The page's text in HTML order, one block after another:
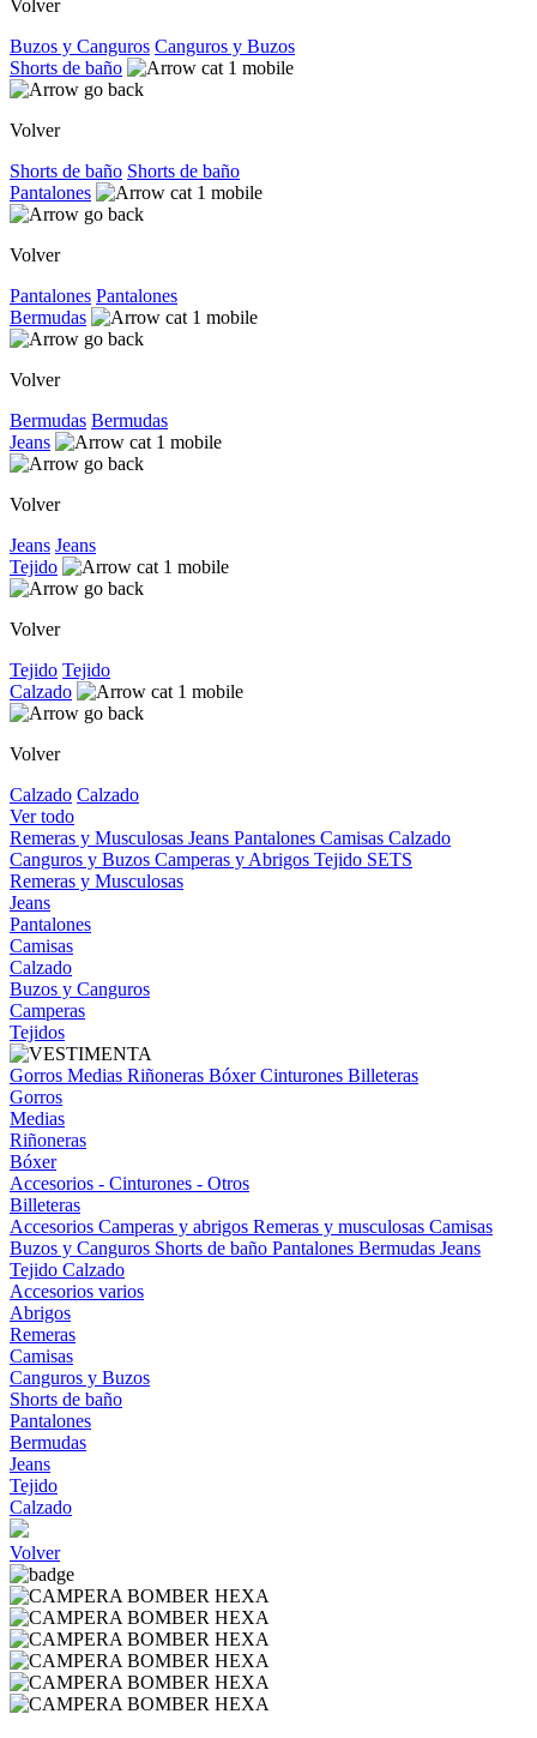
Volver
Buzos y Canguros Canguros y Buzos
Shorts de baño
Volver
Shorts de baño Shorts de baño
Pantalones
Volver
Pantalones Pantalones
Bermudas
Volver
Bermudas Bermudas
Jeans
Volver
Jeans Jeans
Tejido
Volver
Tejido Tejido
Calzado
Volver
Calzado Calzado
Ver todo
Remeras y Musculosas Jeans Pantalones Camisas Calzado
Canguros y Buzos Camperas y Abrigos Tejido SETS
Remeras y Musculosas
Jeans
Pantalones
Camisas
Calzado
Buzos y Canguros
Camperas
Tejidos
Gorros Medias Riñoneras BóxerCinturones Billeteras
Gorros
Medias
Riñoneras
Bóxer
Accesorios - Cinturones - Otros
Billeteras
Accesorios Camperas y abrigos Remeras y musculosas Camisas
Buzos y Canguros Shorts de baño Pantalones Bermudas Jeans
Tejido Calzado
Accesorios varios
Abrigos
Remeras
Camisas
Canguros y Buzos
Shorts de baño
Pantalones
Bermudas
Jeans
Tejido
Calzado
Volver